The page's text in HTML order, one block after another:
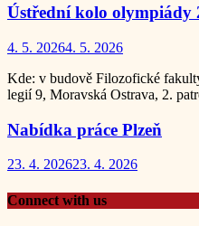
Ústřední kolo olympiády
4. 5. 20264. 5. 2026
Kde: v budově Filozofické
legií 9, Moravská Ostrava, 2.
Nabídka práce Plzeň
23. 4. 202623. 4. 2026
Connect with us